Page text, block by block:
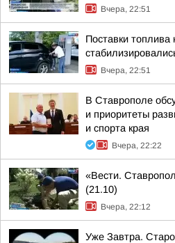
Вчера, 22:51
Поставки
Вчера, 22:51
В Ставрополе
и приоритеты
и спорта края
Вчера, 22:22
«Вести.
(21.10)
Вчера, 22:12
Уже Завтра.